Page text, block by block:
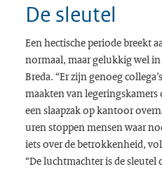
De sleutel
Een hectische periode breekt
normaal, maar gelukkig wel
Breda. “Er zijn genoeg
maakten van legeringskamers
een slaapzak op kantoor
uren stoppen mensen waar
iets over de betrokkenheid,
“De luchtmachter is de